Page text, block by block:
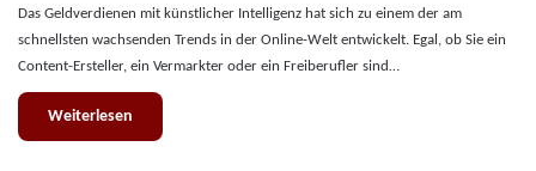
Das Geldverdienen mit künstlicher Intelligenz hat sich zu einem der am
schnellsten wachsenden Trends in der Online-Welt entwickelt. Egal, ob Sie ein
Content-Ersteller, ein Vermarkter oder ein Freiberufler sind…
Weiterlesen